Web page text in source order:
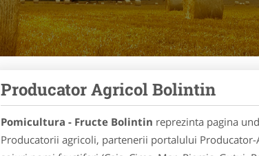
Producator Agricol Bolintin
Pomicultura - Fructe Bolintin reprezinta pagina
Producatorii agricoli, partenerii portalului